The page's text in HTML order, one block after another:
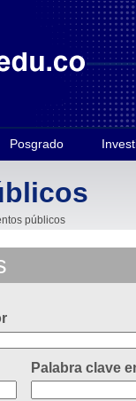
Posgrado
públicos
Palabra clave